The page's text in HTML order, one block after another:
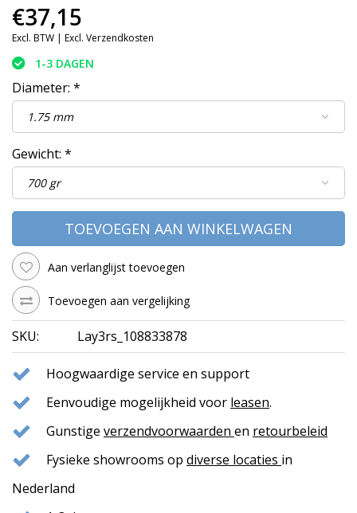
€37,15
Excl. BTW | Excl. Verzendkosten
1-3 DAGEN
Diameter: *
Gewicht: *
TOEVOEGEN AAN WINKELWAGEN
Aan verlanglijst toevoegen
Toevoegen aan vergelijking
SKU: Lay3rs_108833878
Hoogwaardige service en support
Eenvoudige mogelijkheid voor leasen.
Gunstige verzendvoorwaarden en retourbeleid
Fysieke showrooms op diverse locaties in
Nederland